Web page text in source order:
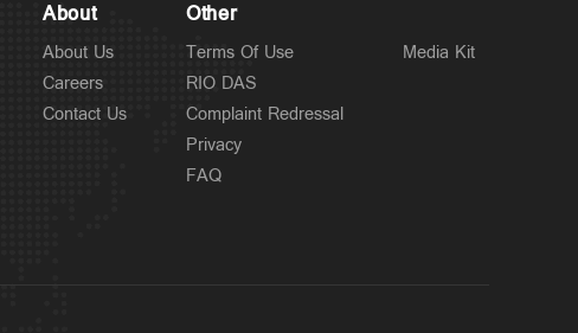
About
About Us
Careers
Contact Us
Other
Terms Of Use
RIO DAS
Complaint Redressal
Privacy
FAQ
Media Kit